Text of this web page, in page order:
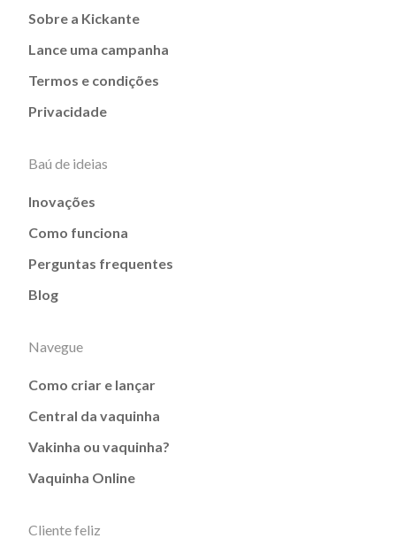
Sobre a Kickante
Lance uma campanha
Termos e condições
Privacidade
Baú de ideias
Inovações
Como funciona
Perguntas frequentes
Blog
Navegue
Como criar e lançar
Central da vaquinha
Vakinha ou vaquinha?
Vaquinha Online
Cliente feliz